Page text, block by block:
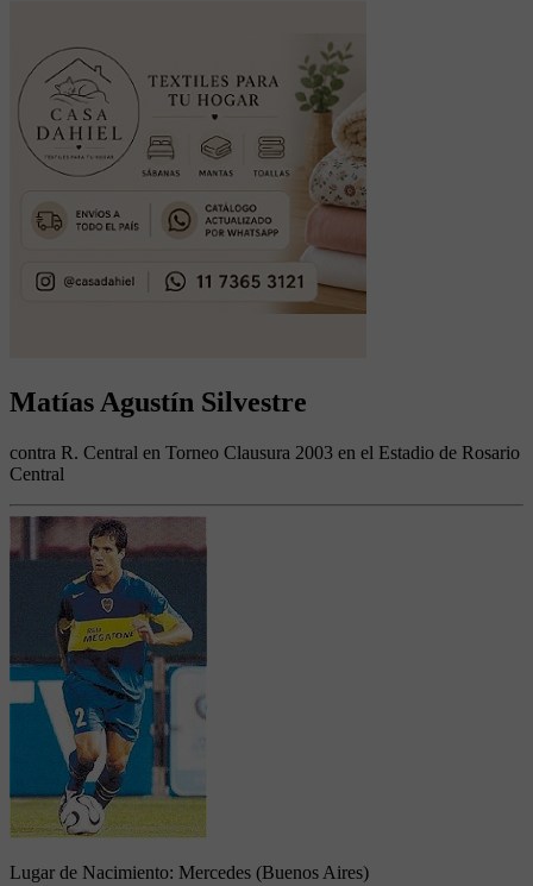
Matías Agustín Silvestre
contra R. Central en Torneo Clausura 2003 en el Estadio de Rosario
Central
Lugar de Nacimiento: Mercedes (Buenos Aires)